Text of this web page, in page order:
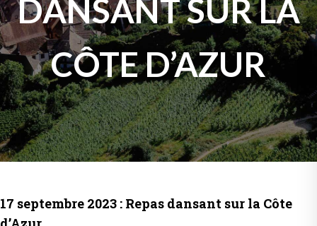
DANSANT SUR LA
CÔTE D’AZUR
17 septembre 2023 : Repas dansant sur la Côte